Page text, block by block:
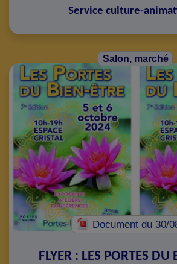
Service culture-
Salon, marché
Documentdu 30/
FLYER : LES PORTES DU